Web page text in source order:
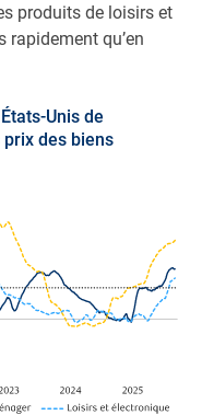
produits de loisirs et
qu’en
Unis de
des biens